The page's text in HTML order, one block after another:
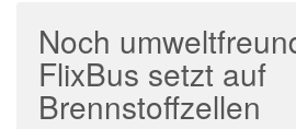
Noch
FlixBus setzt auf
Brennstoffzellen